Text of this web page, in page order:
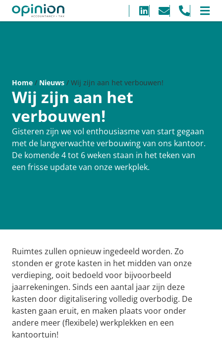
Home / Nieuws / Wij zijn aan het verbouwen!
Wij zijn aan het
verbouwen!
Gisteren zijn we vol enthousiasme van start gegaan
met de langverwachte verbouwing van ons kantoor.
De komende 4 tot 6 weken staan in het teken van
een frisse update van onze werkplek.
Ruimtes zullen opnieuw ingedeeld worden. Zo
stonden er grote kasten in het midden van onze
verdieping, ooit bedoeld voor bijvoorbeeld
jaarrekeningen. Sinds een aantal jaar zijn deze
kasten door digitalisering volledig overbodig. De
kasten gaan eruit, en maken plaats voor onder
andere meer (flexibele) werkplekken en een
kantoortuin!